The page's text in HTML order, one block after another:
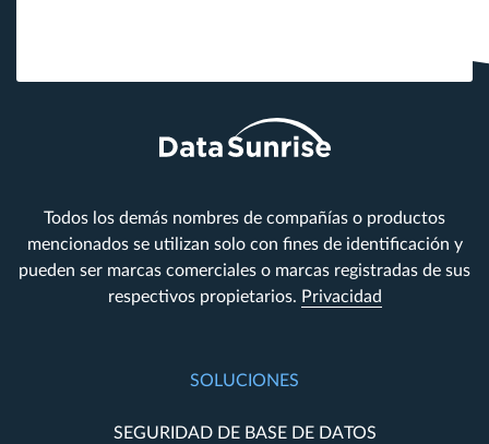
Todos los demás nombres de compañías o productos
mencionados se utilizan solo con fines de identificación y
pueden ser marcas comerciales o marcas registradas de sus
respectivos propietarios. Privacidad
SOLUCIONES
SEGURIDAD DE BASE DE DATOS